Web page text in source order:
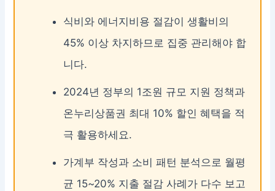
식비와 에너지비용 절감이 생활비의
45% 이상 차지하므로 집중 관리해야 합
니다.
2024년 정부의 1조원 규모 지원 정책과
온누리상품권 최대 10% 할인 혜택을 적
극 활용하세요.
가계부 작성과 소비 패턴 분석으로 월평
균 15~20% 지출 절감 사례가 다수 보고